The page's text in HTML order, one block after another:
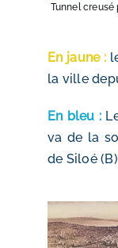
Tunnel creusé
En jaune :
la ville
En bleu :
va de la
de Siloé